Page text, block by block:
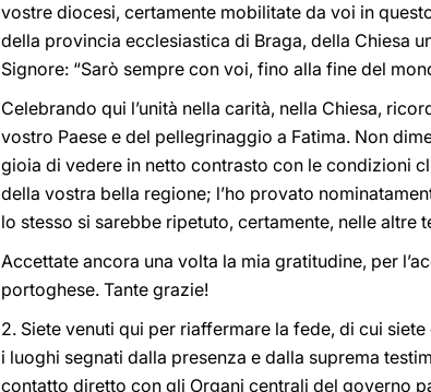
vostre diocesi, certamente mobilitate da voi in
della provincia ecclesiastica di Braga, della Chiesa
Signore: “Sarò sempre con voi, fino alla fine del
Celebrando qui l’unità nella carità, nella Chiesa,
vostro Paese e del pellegrinaggio a Fatima. Non
gioia di vedere in netto contrasto con le condizioni
della vostra bella regione; l’ho provato
lo stesso si sarebbe ripetuto, certamente, nelle altre
Accettate ancora una volta la mia gratitudine, per
portoghese. Tante grazie!
2. Siete venuti qui per riaffermare la fede, di cui
i luoghi segnati dalla presenza e dalla suprema
contatto diretto con gli Organi centrali del governo